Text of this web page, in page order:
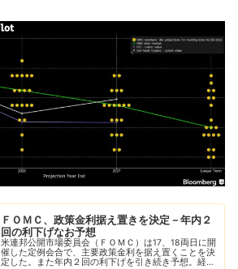
ＦＯＭＣ、政策金利据え置きを決定－年内２
回の利下げなお予想
米連邦公開市場委員会（ＦＯＭＣ）は17、18両日に開
催した定例会合で、主要政策金利を据え置くことを決
定した。また年内２回の利下げを引き続き予想。経済